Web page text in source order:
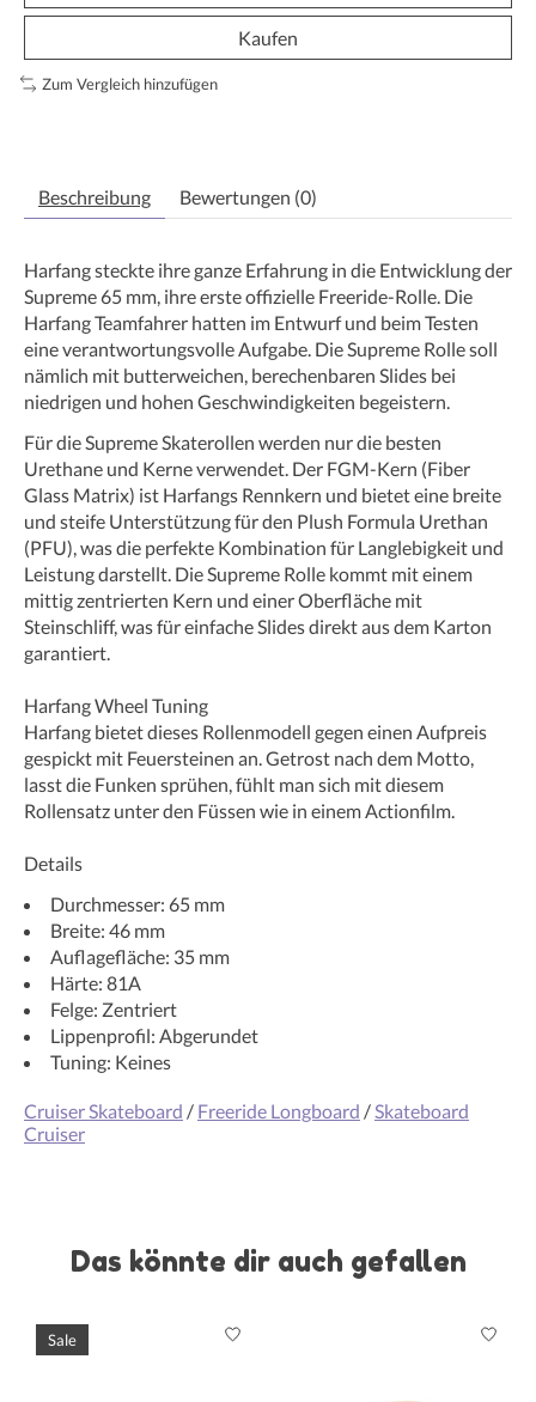
Kaufen
Zum Vergleich hinzufügen
Beschreibung Bewertungen (0)
Harfang steckte ihre ganze Erfahrung in die Entwicklung der
Supreme 65 mm, ihre erste offizielle Freeride-Rolle. Die
Harfang Teamfahrer hatten im Entwurf und beim Testen
eine verantwortungsvolle Aufgabe. Die Supreme Rolle soll
nämlich mit butterweichen, berechenbaren Slides bei
niedrigen und hohen Geschwindigkeiten begeistern.
Für die Supreme Skaterollen werden nur die besten
Urethane und Kerne verwendet. Der FGM-Kern (Fiber
Glass Matrix) ist Harfangs Rennkern und bietet eine breite
und steife Unterstützung für den Plush Formula Urethan
(PFU), was die perfekte Kombination für Langlebigkeit und
Leistung darstellt. Die Supreme Rolle kommt mit einem
mittig zentrierten Kern und einer Oberfläche mit
Steinschliff, was für einfache Slides direkt aus dem Karton
garantiert.
Harfang Wheel Tuning
Harfang bietet dieses Rollenmodell gegen einen Aufpreis
gespickt mit Feuersteinen an. Getrost nach dem Motto,
lasst die Funken sprühen, fühlt man sich mit diesem
Rollensatz unter den Füssen wie in einem Actionfilm.
Details
Durchmesser: 65 mm
Breite: 46 mm
Auflagefläche: 35 mm
Härte: 81A
Felge: Zentriert
Lippenprofil: Abgerundet
Tuning: Keines
Cruiser Skateboard / Freeride Longboard / Skateboard
Cruiser
Das könnte dir auch gefallen
Produkt-Karussell-Artikel
Sale